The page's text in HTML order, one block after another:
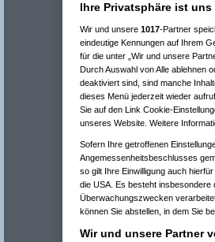
Ihre Privatsphäre ist
Wir und unsere 1017-Partner
eindeutige Kennungen auf Ihrem
für die unter „Wir und unsere
Durch Auswahl von Alle ablehnen
deaktiviert sind, sind manche
dieses Menü jederzeit wieder
Sie auf den Link Cookie-
unseres Website. Weitere
Sofern Ihre getroffenen
Angemessenheitsbeschlusses
so gilt Ihre Einwilligung auch
die USA. Es besteht
Überwachungszwecken
können Sie abstellen, in dem Sie
Wir und unsere Partner